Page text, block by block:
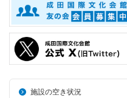
施設の空き状況